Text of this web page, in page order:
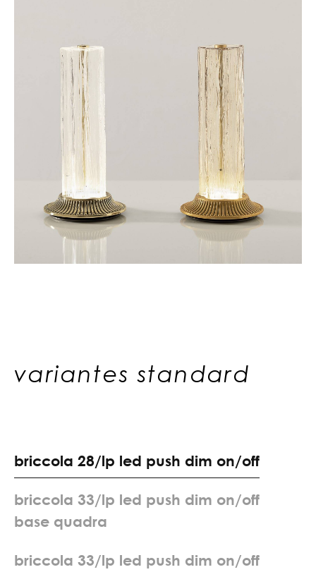
variantes standard
briccola 28/lp led push dim on/off
briccola 33/lp led push dim on/off
base quadra
briccola 33/lp led push dim on/off